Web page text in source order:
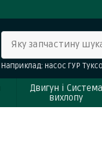
Яку запчастину
Наприклад: насос ГУР
Двигун і Система
вихлопу